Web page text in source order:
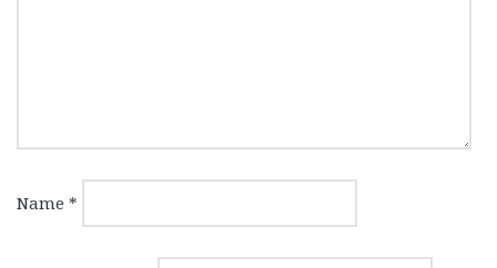
Name *